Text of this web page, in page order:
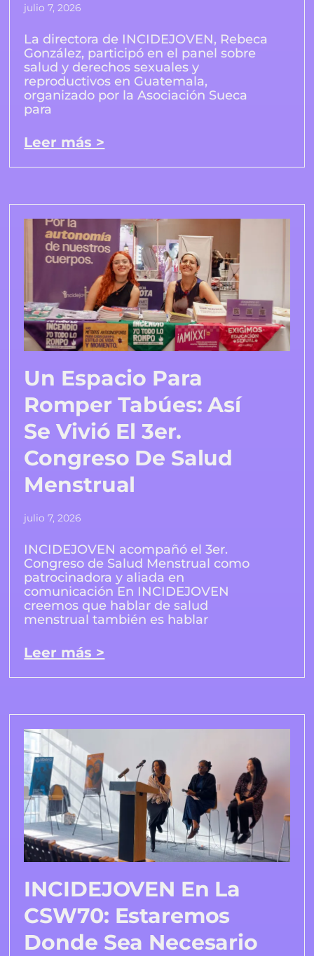
julio 7, 2026
La directora de INCIDEJOVEN, Rebeca
González, participó en el panel sobre
salud y derechos sexuales y
reproductivos en Guatemala,
organizado por la Asociación Sueca
para
Leer más >
Un Espacio Para
Romper Tabúes: Así
Se Vivió El 3er.
Congreso De Salud
Menstrual
julio 7, 2026
INCIDEJOVEN acompañó el 3er.
Congreso de Salud Menstrual como
patrocinadora y aliada en
comunicación En INCIDEJOVEN
creemos que hablar de salud
menstrual también es hablar
Leer más >
INCIDEJOVEN En La
CSW70: Estaremos
Donde Sea Necesario